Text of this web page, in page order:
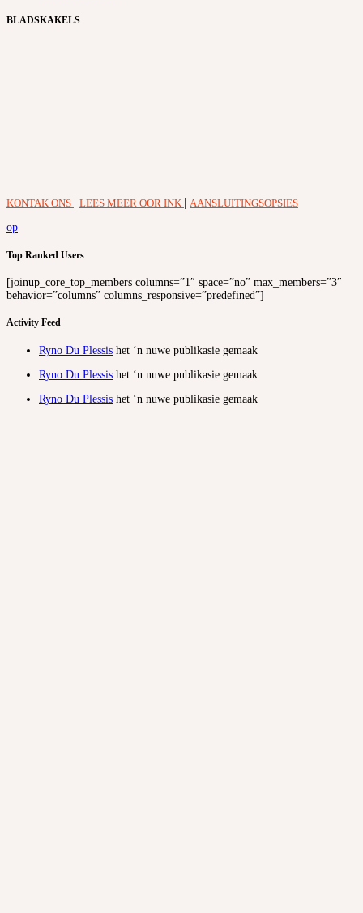
BLADSKAKELS
KONTAK ONS LEES MEER OOR INK
AANSLUITINGSOPSIES
op
Top Ranked Users
[joinup_core_top_members columns=”1″ space=”no” max_members=”3″
behavior=”columns” columns_responsive=”predefined”]
Activity Feed
Ryno Du Plessis het ‘n nuwe publikasie gemaak
Ryno Du Plessis het ‘n nuwe publikasie gemaak
Ryno Du Plessis het ‘n nuwe publikasie gemaak